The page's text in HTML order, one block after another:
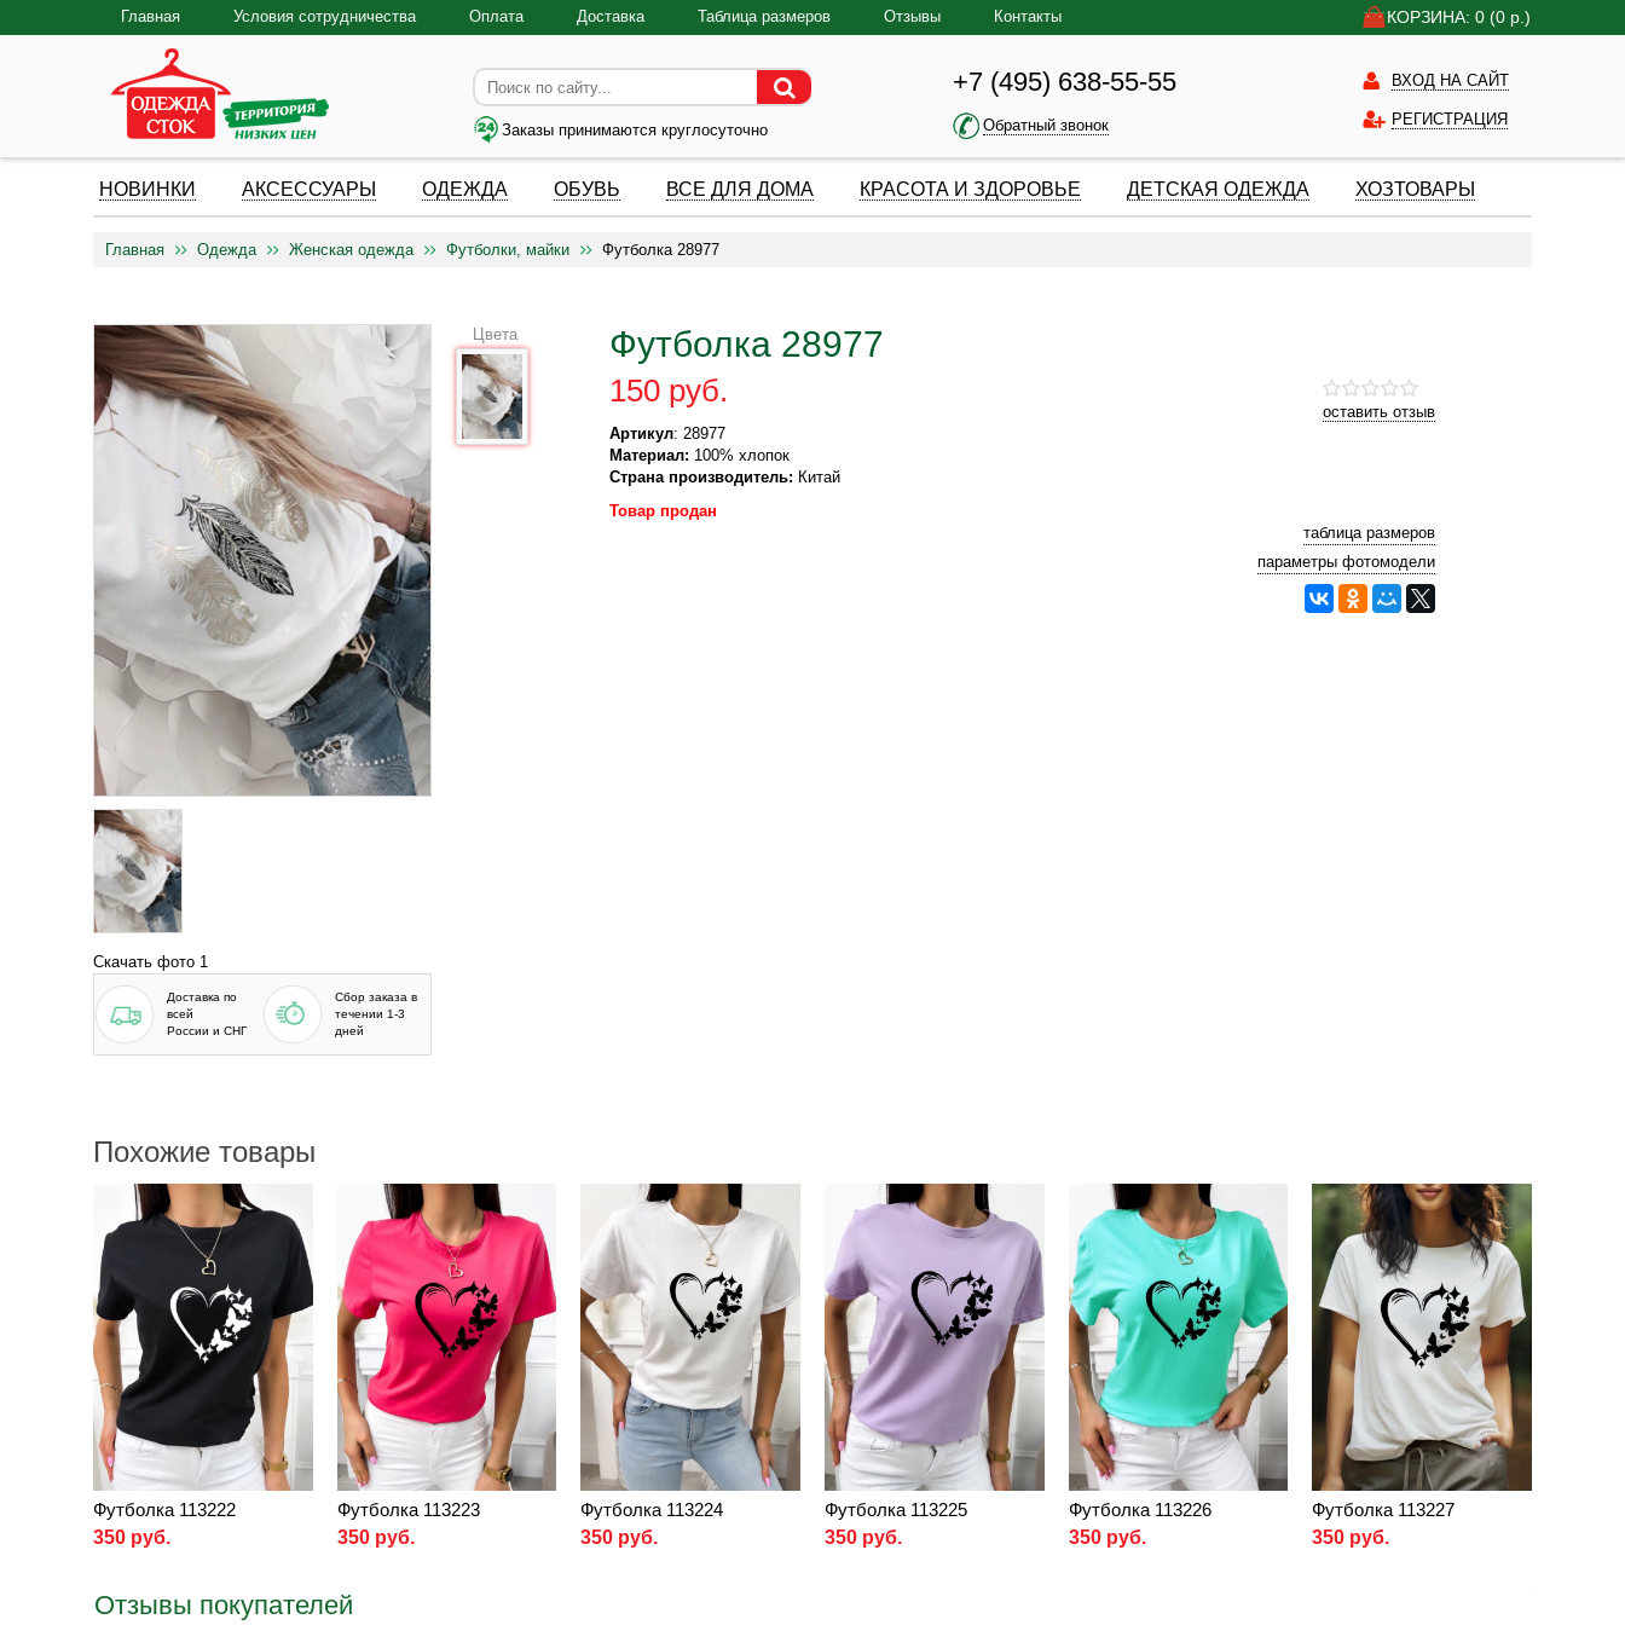
КОРЗИНА: 0 (0 р.)
Главная Условия сотрудничества Оплата Доставка Таблица размеров Отзывы Контакты
Заказы принимаются круглосуточно
+7 (495) 638-55-55
Обратный звонок
ВХОД НА САЙТ
РЕГИСТРАЦИЯ
НОВИНКИ АКСЕССУАРЫ ОДЕЖДА ОБУВЬ ВСЕ ДЛЯ ДОМА КРАСОТА И ЗДОРОВЬЕ ДЕТСКАЯ ОДЕЖДА ХОЗТОВАРЫ
Главная Одежда Женская одежда Футболки, майки Футболка 28977
Скачать фото 1
Доставка по
всей
России и СНГ
Сбор заказа в
течении 1-3
дней
Футболка 28977
оставить отзыв
150 руб.
Артикул: 28977
Материал: 100% хлопок
Страна производитель: Китай
Цвета
Товар продан
таблица размеров
параметры фотомодели
Похожие товары
Футболка 113222
350 руб.
Футболка 113223
350 руб.
Футболка 113224
350 руб.
Футболка 113225
350 руб.
Футболка 113226
350 руб.
Футболка 113227
350 руб.
Отзывы покупателей